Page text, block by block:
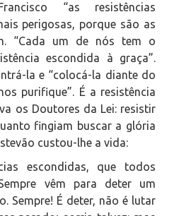
“as resistências
perigosas, porque são as
“Cada um de nós tem o
escondida à graça”.
la e “colocá-la diante do
purifique”. É a resistência
os Doutores da Lei: resistir
fingiam buscar a glória
custou-lhe a vida:
escondidas, que todos
vêm para deter um
Sempre! É deter, não é lutar